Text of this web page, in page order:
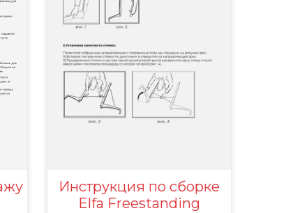
Инструкция по сборке
Elfa Freestanding